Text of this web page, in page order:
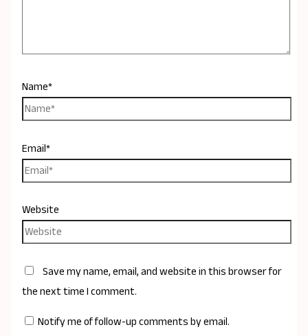
Name*
Email*
Website
Save my name, email, and website in this browser for
the next time I comment.
Notify me of follow-up comments by email.